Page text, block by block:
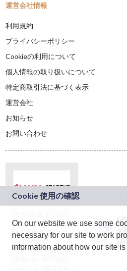
運営会社情報
利用規約
プライバシーポリシー
Cookieの利用について
個人情報の取り扱いについて
特定商取引法に基づく表示
運営会社
お知らせ
お問い合わせ
ドコモグループの新
規事業創出プログラ
ム「docomo
STARTUP」を通じて
On our website we use some
necessary for our site to work
information about how our site is